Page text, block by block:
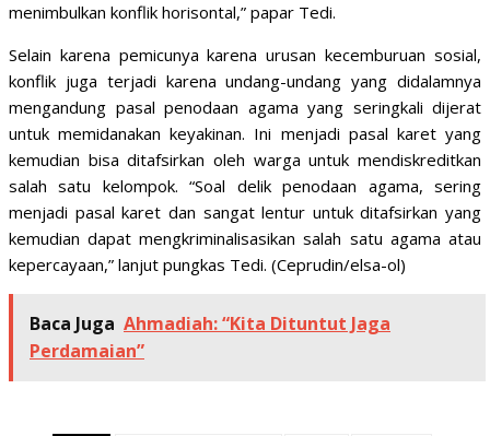
menimbulkan konflik horisontal,” papar Tedi.
Selain karena pemicunya karena urusan kecemburuan sosial,
konflik juga terjadi karena undang-undang yang didalamnya
mengandung pasal penodaan agama yang seringkali dijerat
untuk memidanakan keyakinan. Ini menjadi pasal karet yang
kemudian bisa ditafsirkan oleh warga untuk mendiskreditkan
salah satu kelompok. “Soal delik penodaan agama, sering
menjadi pasal karet dan sangat lentur untuk ditafsirkan yang
kemudian dapat mengkriminalisasikan salah satu agama atau
kepercayaan,” lanjut pungkas Tedi. (Ceprudin/elsa-ol)
Baca Juga Ahmadiah: “Kita Dituntut Jaga
Perdamaian”